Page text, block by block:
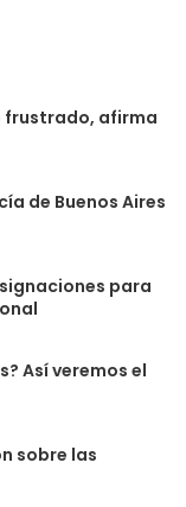
frustrado, afirma
de Buenos Aires
para
Así veremos el
sobre las